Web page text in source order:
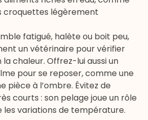
croquettes légèrement
fatigué, halète ou boit peu,
unvétérinaire pour vérifier
la chaleur. Offrez-lui aussi un
pour se reposer, comme une
pièce à l’ombre. Évitez de
courts : son pelage joue un rôle
variations de température.